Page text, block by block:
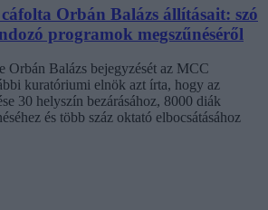
cáfolta Orbán Balázs állításait: szó
programok megszűnéséről
Orbán Balázs bejegyzését az MCC
kuratóriumi elnök azt írta, hogy az
30 helyszín bezárásához, 8000 diák
és több száz oktató elbocsátásához